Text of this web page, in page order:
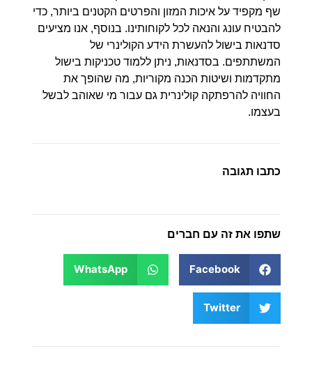
שף מקפיד על איכות המזון והפרטים הקטנים ביותר, כדי
להבטיח עונג והנאה לכל לקוחותינו. בנוסף, אנו מציעים
סדנאות בישול להעשרת הידע הקולינרי של
המשתתפים. בסדנאות, ניתן ללמוד טכניקות בישול
מתקדמות ושיטות הכנה מקוריות, מה שהופך את
החוויה להרפתקה קולינרית גם עבור מי שאוהב לבשל
בעצמו.
כתבו תגובה
שתפו את זה עם חברים
Facebook
WhatsApp
Twitter